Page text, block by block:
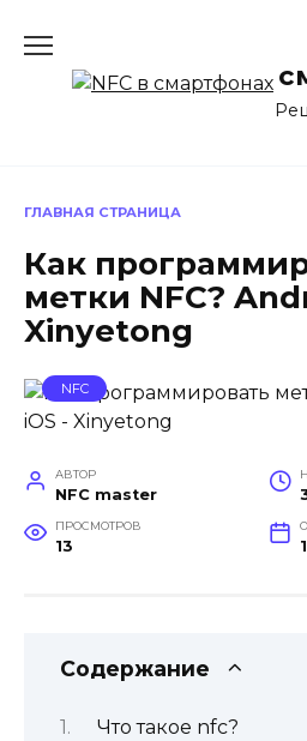
содержанию
ГЛАВНАЯ СТРАНИЦА
Как
метки NFC?
Xinyetong
NFC
АВТОР
NFC master
ПРОСМОТРОВ
13
Содержание
Что такое nfc?